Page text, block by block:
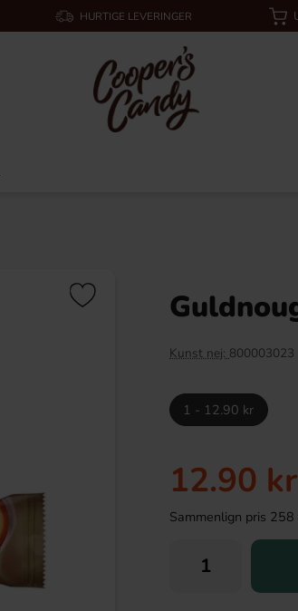
HURTIGE LEVERINGER
Kunst nej: 800003023
1 - 12.90 kr
12.90 kr
Sammenlign pris